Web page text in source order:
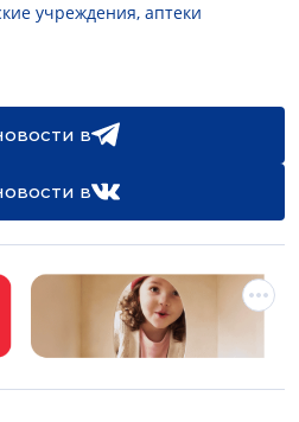
учреждения, аптеки
в
в